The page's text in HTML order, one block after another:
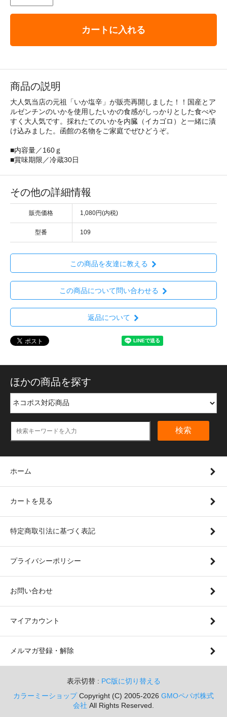
カートに入れる
商品の説明
大人気当店の元祖「いか塩辛」が販売再開しました！！国産とア
ルゼンチンのいかを使用したいかの食感がしっかりとした食べや
すく大人気です。採れたてのいかを内臓（イカゴロ）と一緒に漬
け込みました。函館の名物をご家庭でぜひどうぞ。
■内容量／160ｇ
■賞味期限／冷蔵30日
その他の詳細情報
販売価格 1,080円(内税)
型番 109
この商品を友達に教える
この商品について問い合わせる
返品について
ほかの商品を探す
検索
ホーム
カートを見る
特定商取引法に基づく表記
プライバシーポリシー
お問い合わせ
マイアカウント
メルマガ登録・解除
表示切替 : PC版に切り替える
カラーミーショップCopyright (C) 2005-2026 GMOペパボ株式
会社 All Rights Reserved.